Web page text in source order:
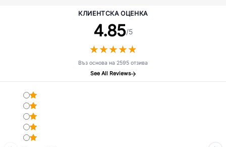
КЛИЕНТСКА ОЦЕНКА
4.85/5
★★★★★
★★★★★
Въз основа на 2595 отзива
See All Reviews